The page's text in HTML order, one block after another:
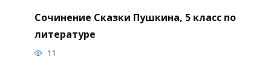
Сочинение Сказки Пушкина, 5 класс по
литературе
11